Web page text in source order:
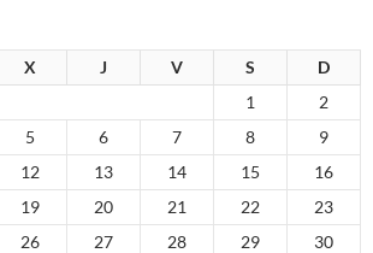
X J V S
D
1
2
5 6 7 8
9
12 13 14 15
16
19 20 21 22
23
26 27 28 29
30